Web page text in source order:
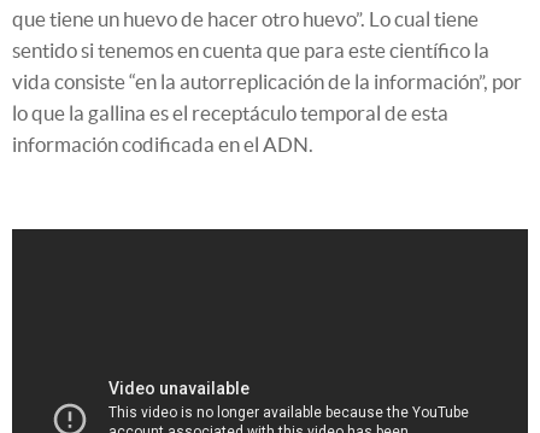
que tiene un huevo de hacer otro huevo”. Lo cual tiene
sentido si tenemos en cuenta que para este científico la
vida consiste “en la autorreplicación de la información”, por
lo que la gallina es el receptáculo temporal de esta
información codificada en el ADN.